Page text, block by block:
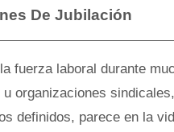
De Jubilación
fuerza laboral durante
organizaciones
definidos, parece en la